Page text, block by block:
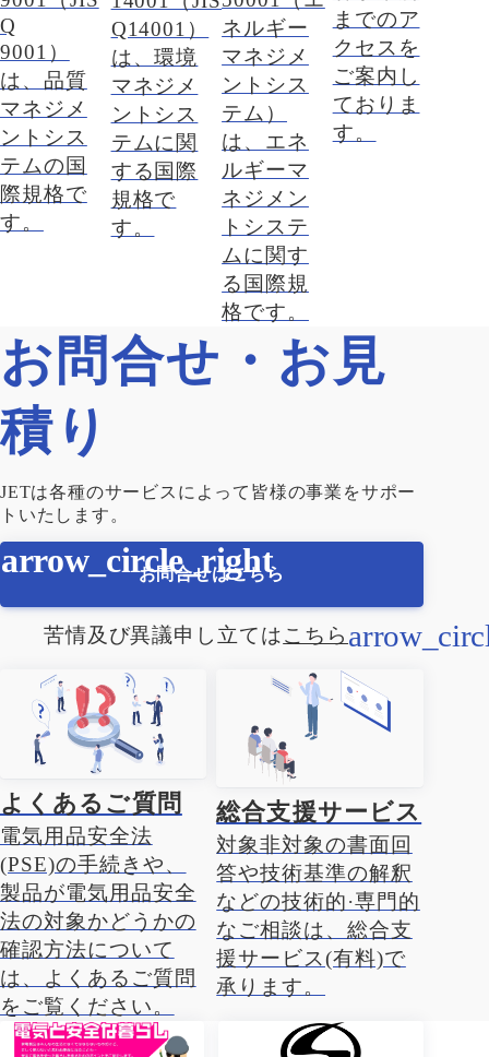
Q
9001）
は、品質
マネジメ
ントシス
テムの国
際規格で
す。
Q14001）
は、環境
マネジメ
ントシス
テムに関
する国際
規格で
す。
ネルギー
マネジメ
ントシス
テム）
は、エネ
ルギーマ
ネジメン
トシステ
ムに関す
る国際規
格です。
までのア
クセスを
ご案内し
ておりま
す。
お問合せ・お見
積り
JETは各種のサービスによって皆様の事業をサポー
トいたします。
お問合せはこちら
苦情及び異議申し立てはこちら
よくあるご質問
電気用品安全法
(PSE)の手続きや、
製品が電気用品安全
法の対象かどうかの
確認方法について
は、よくあるご質問
をご覧ください。
総合支援サービス
対象非対象の書面回
答や技術基準の解釈
などの技術的·専門的
なご相談は、総合支
援サービス(有料)で
承ります。